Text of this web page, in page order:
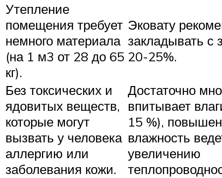
Утепление
помещения требует
немного материала
(на 1 м3 от 28 до 65
кг).
Эковату
закладывать с
20-25%.
Без токсических и
ядовитых веществ,
которые могут
вызвать у человека
аллергию или
заболевания кожи.
Достаточно
впитывает
15 %),
влажность
увеличению